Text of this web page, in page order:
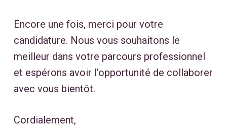
Encore une fois, merci pour votre
candidature. Nous vous souhaitons le
meilleur dans votre parcours professionnel
et espérons avoir l’opportunité de collaborer
avec vous bientôt.
Cordialement,